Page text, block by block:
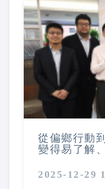
從偏鄉行動
變得易了解
2025-12-29